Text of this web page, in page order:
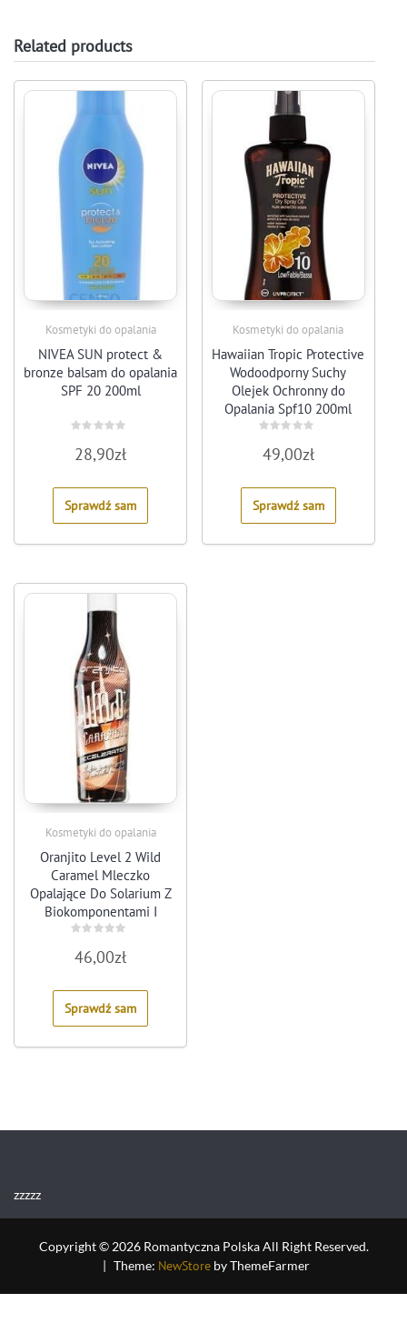
Related products
Kosmetyki do opalania
NIVEA SUN protect &
bronze balsam do opalania
SPF 20 200ml
0
5
28,90zł
Sprawdź sam
Kosmetyki do opalania
Hawaiian Tropic Protective
Wodoodporny Suchy
Olejek Ochronny do
Opalania Spf10 200ml
0
5
49,00zł
Sprawdź sam
Kosmetyki do opalania
Oranjito Level 2 Wild
Caramel Mleczko
Opalające Do Solarium Z
Biokomponentami I
Przyspieszaczem Opalania
200Ml
0
5
46,00zł
Sprawdź sam
zzzzz
Copyright © 2026 Romantyczna Polska All Right Reserved.
| Theme: NewStoreby ThemeFarmer